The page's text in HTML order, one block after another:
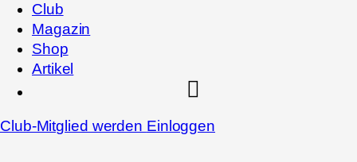
Club
Magazin
Shop
Artikel
Club-Mitglied werden Einloggen